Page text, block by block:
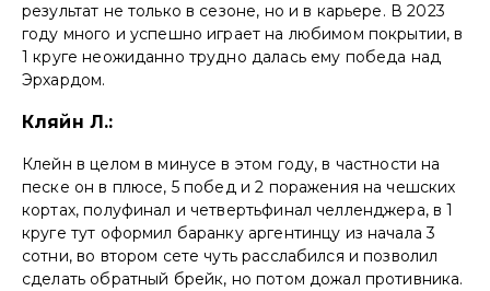
результат не только в сезоне, но и в карьере. В 2023
году много и успешно играет на любимом покрытии, в
1 круге неожиданно трудно далась ему победа над
Эрхардом.
Кляйн Л.:
Клейн в целом в минусе в этом году, в частности на
песке он в плюсе, 5 побед и 2 поражения на чешских
кортах, полуфинал и четвертьфинал челленджера, в 1
круге тут оформил баранку аргентинцу из начала 3
сотни, во втором сете чуть расслабился и позволил
сделать обратный брейк, но потом дожал противника.